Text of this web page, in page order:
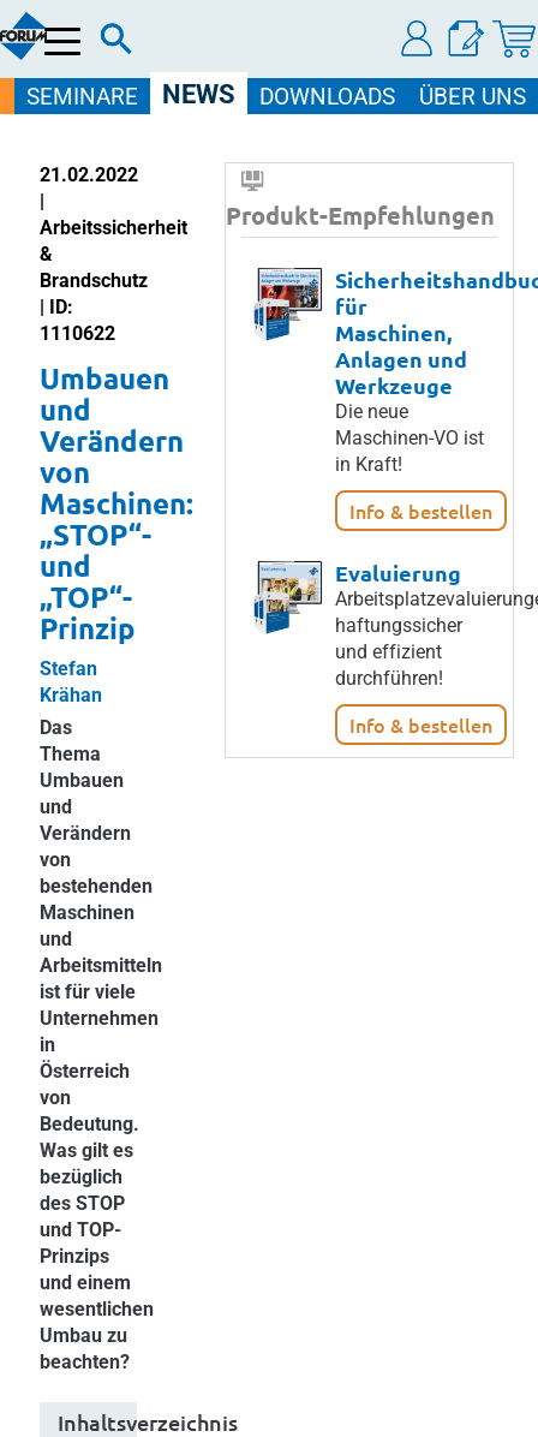
Menü
SEMINARE NEWS DOWNLOADS ÜBER UNS
21.02.2022
|
Arbeitssicherheit
&
Brandschutz
| ID:
1110622
Umbauen
und
Verändern
von
Maschinen:
„STOP“-
und
„TOP“-
Prinzip
Stefan
Krähan
Das
Thema
Umbauen
und
Verändern
von
bestehenden
Maschinen
und
Arbeitsmitteln
ist für viele
Unternehmen
in
Österreich
von
Bedeutung.
Was gilt es
bezüglich
des STOP
und TOP-
Prinzips
und einem
wesentlichen
Umbau zu
beachten?
Inhaltsverzeichnis
Produkt-Empfehlungen
für
Maschinen,
Anlagen und
Werkzeuge
Die neue
Maschinen-VO ist
in Kraft!
Info & bestellen
Evaluierung
haftungssicher
und effizient
durchführen!
Info & bestellen